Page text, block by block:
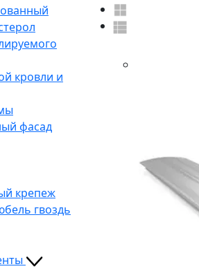
кровли и
фасад
крепеж
гвоздь